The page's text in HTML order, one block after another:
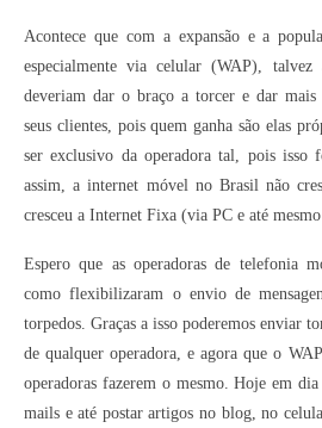
Acontece que com a expansão e a
especialmente via celular (WAP), talvez
deveriam dar o braço a torcer e dar mais
seus clientes, pois quem ganha são elas
ser exclusivo da operadora tal, pois isso
assim, a internet móvel no Brasil não
cresceu a Internet Fixa (via PC e até
Espero que as operadoras de telefonia
como flexibilizaram o envio de
torpedos. Graças a isso poderemos enviar
de qualquer operadora, e agora que o
operadoras fazerem o mesmo. Hoje em
mails e até postar artigos no blog, no